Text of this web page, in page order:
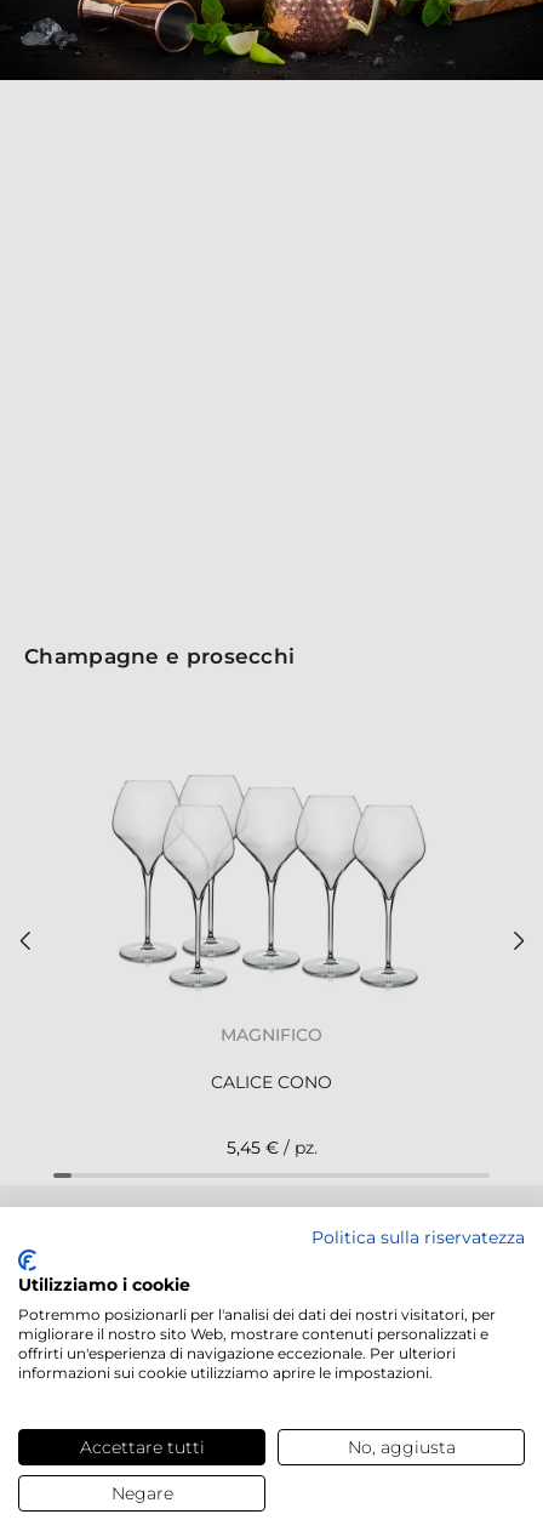
Champagne e prosecchi
MAGNIFICO
CALICE CONO
5,45 € / pz.
NEWSLETTER
Servizi offerti
Contatti e domande
Chi siamo
Politica sulla riservatezza
Utilizziamo i cookie
Potremmo posizionarli per l'analisi dei dati dei nostri visitatori, per
migliorare il nostro sito Web, mostrare contenuti personalizzati e
offrirti un'esperienza di navigazione eccezionale. Per ulteriori
informazioni sui cookie utilizziamo aprire le impostazioni.
Accettare tutti No, aggiusta
Negare